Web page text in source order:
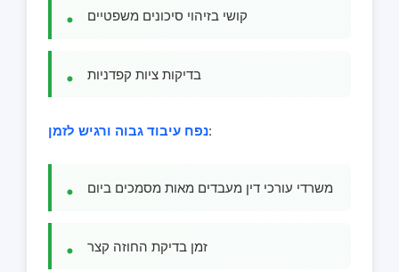
קושי בזיהוי סיכונים משפטיים
בדיקות ציות קפדניות
נפח עיבוד גבוה ורגיש לזמן:
משרדי עורכי דין מעבדים מאות מסמכים ביום
זמן בדיקת החוזה קצר